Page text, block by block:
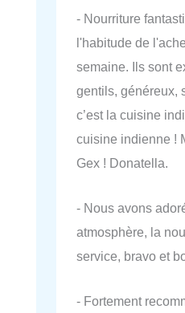
- Nourriture
l'habitude de
semaine. Ils sont
gentils, généreux,
c’est la cuisine
cuisine indienne !
Gex ! Donatella.
- Nous avons
atmosphère, la
service, bravo et
- Fortement